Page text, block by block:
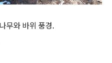
무와 바위 풍경.